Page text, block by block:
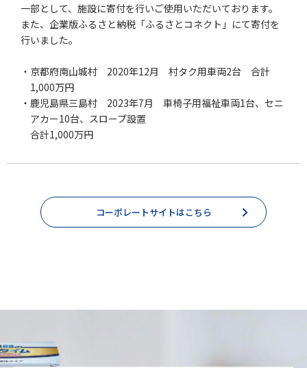
一部として、施設に寄付を行いご使用いただいております。
また、企業版ふるさと納税「ふるさとコネクト」にて寄付を
行いました。
・京都府南山城村 2020年12月 村タク用車両2台 合計
1,000万円
・鹿児島県三島村 2023年7月 車椅子用福祉車両1台、セニ
アカー10台、スロープ設置
合計1,000万円
コーポレートサイトはこちら